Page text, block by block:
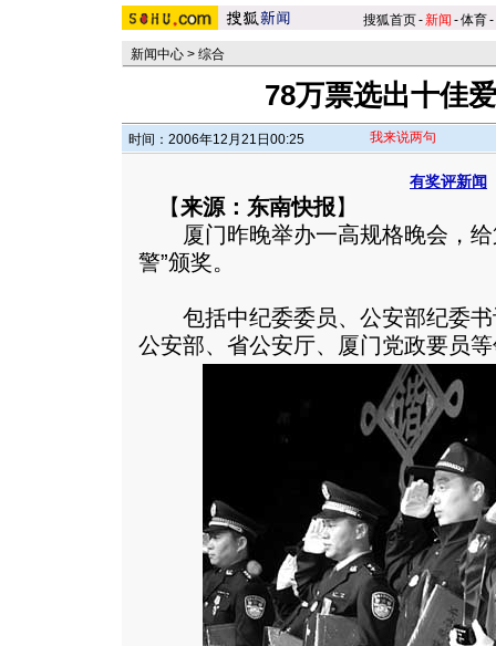
搜狐首页-新闻 -体育-
新闻中心 > 综合
78万票选出十佳
时间：2006年12月21日00:25 我来说两句
有奖评新闻
【来源：东南快报】
厦门昨晚举办一高规格晚会，给
警”颁奖。
包括中纪委委员、公安部纪委书
公安部、省公安厅、厦门党政要员